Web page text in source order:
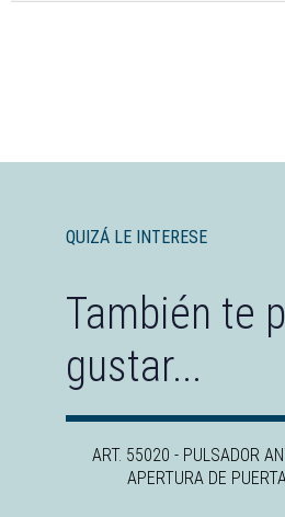
QUIZÁ LE INTERESE
También te
gustar...
ART. 55020 - PULSADOR
APERTURA DE